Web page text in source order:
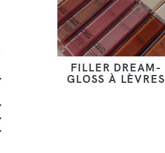
FILLER DREAM-
GLOSS À LÈVRES